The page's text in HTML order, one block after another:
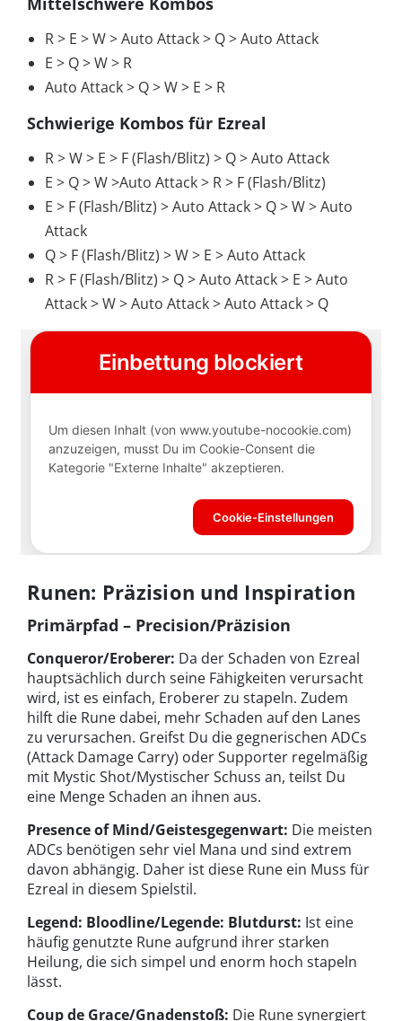
R > E > W > Auto Attack > Q > Auto Attack
E > Q > W > R
Auto Attack > Q > W > E > R
Schwierige Kombos für Ezreal
R > W > E > F (Flash/Blitz) > Q > Auto Attack
E > Q > W >Auto Attack > R > F (Flash/Blitz)
E > F (Flash/Blitz) > Auto Attack > Q > W > Auto
Attack
Q > F (Flash/Blitz) > W > E > Auto Attack
R > F (Flash/Blitz) > Q > Auto Attack > E > Auto
Attack > W > Auto Attack > Auto Attack > Q
Runen: Präzision und Inspiration
Primärpfad – Precision/Präzision
Conqueror/Eroberer: Da der Schaden von Ezreal
hauptsächlich durch seine Fähigkeiten verursacht
wird, ist es einfach, Eroberer zu stapeln. Zudem
hilft die Rune dabei, mehr Schaden auf den Lanes
zu verursachen. Greifst Du die gegnerischen ADCs
(Attack Damage Carry) oder Supporter regelmäßig
mit Mystic Shot/Mystischer Schuss an, teilst Du
eine Menge Schaden an ihnen aus.
Presence of Mind/Geistesgegenwart: Die meisten
ADCs benötigen sehr viel Mana und sind extrem
davon abhängig. Daher ist diese Rune ein Muss für
Ezreal in diesem Spielstil.
Legend: Bloodline/Legende: Blutdurst: Ist eine
häufig genutzte Rune aufgrund ihrer starken
Heilung, die sich simpel und enorm hoch stapeln
lässt.
Coup de Grace/Gnadenstoß: Die Rune synergiert